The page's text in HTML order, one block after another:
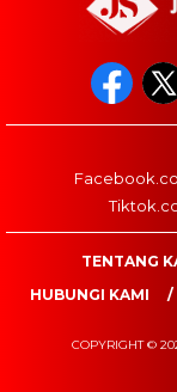
TENTANG
HUBUNGI KAMI
COPYRIGHT ©